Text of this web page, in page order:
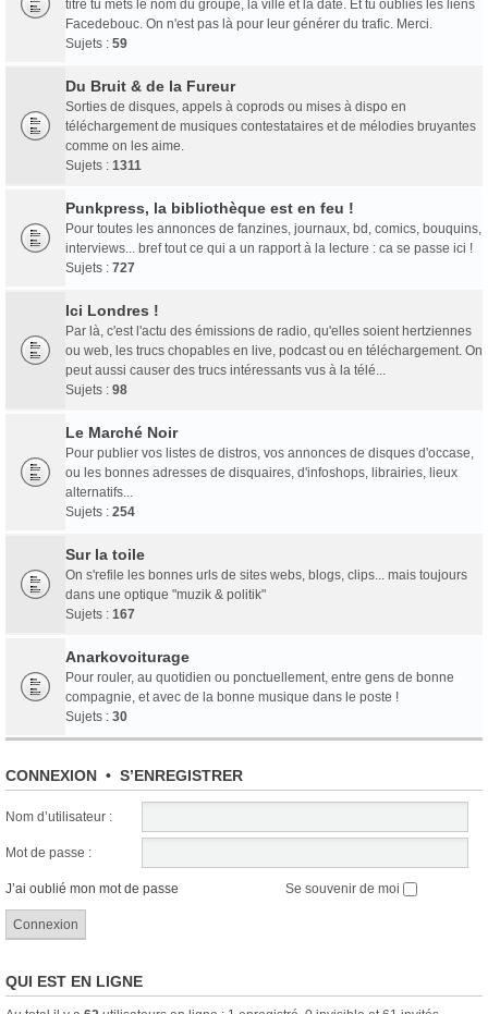
titre tu mets le nom du groupe, la ville et la date. Et tu oublies les liens
Facedebouc. On n'est pas là pour leur générer du trafic. Merci.
Sujets : 59
Du Bruit & de la Fureur
Sorties de disques, appels à coprods ou mises à dispo en
téléchargement de musiques contestataires et de mélodies bruyantes
comme on les aime.
Sujets : 1311
Punkpress, la bibliothèque est en feu !
Pour toutes les annonces de fanzines, journaux, bd, comics, bouquins,
interviews... bref tout ce qui a un rapport à la lecture : ca se passe ici !
Sujets : 727
Ici Londres !
Par là, c'est l'actu des émissions de radio, qu'elles soient hertziennes
ou web, les trucs chopables en live, podcast ou en téléchargement. On
peut aussi causer des trucs intéressants vus à la télé...
Sujets : 98
Le Marché Noir
Pour publier vos listes de distros, vos annonces de disques d'occase,
ou les bonnes adresses de disquaires, d'infoshops, librairies, lieux
alternatifs...
Sujets : 254
Sur la toile
On s'refile les bonnes urls de sites webs, blogs, clips... mais toujours
dans une optique "muzik & politik"
Sujets : 167
Anarkovoiturage
Pour rouler, au quotidien ou ponctuellement, entre gens de bonne
compagnie, et avec de la bonne musique dans le poste !
Sujets : 30
CONNEXION • S’ENREGISTRER
Nom d’utilisateur :
Mot de passe :
J’ai oublié mon mot de passe Se souvenir de moi
QUI EST EN LIGNE